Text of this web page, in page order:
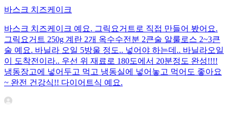
바스크 치즈케이크
바스크 치즈케이크 예요. 그릭요거트로 직접 만들어 봤어요.
그릭요거트 250g 계란 2개 옥수수전분 2큰술 알룰로스 2~3큰
술 예요. 바닐라 오일 5방울 정도.. 넣어야 하는데.. 바닐라오일
이 도착전이라.. 우선 위 재료로 180도에서 20분정도 완성!!!!
냉동장고에 넣어두고 먹고 냉동실에 넣어놓고 먹어도 좋아요
~ 완전 건강식!! 다이어트식 예요.